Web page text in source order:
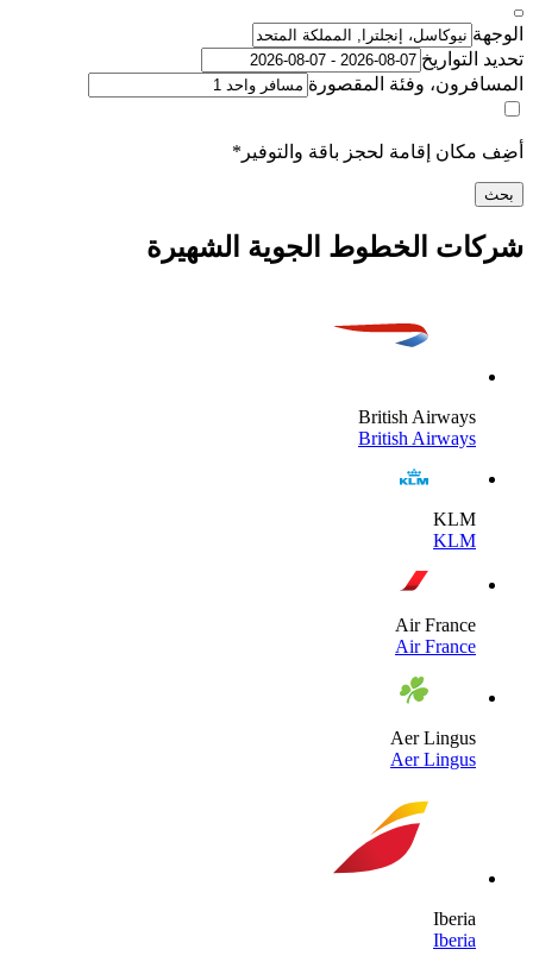
وفئة المقصورة
إقامة لحجز باقة والتوفير*
الخطوط الجوية الشهيرة
British
British
Air
Air
Aer
Aer